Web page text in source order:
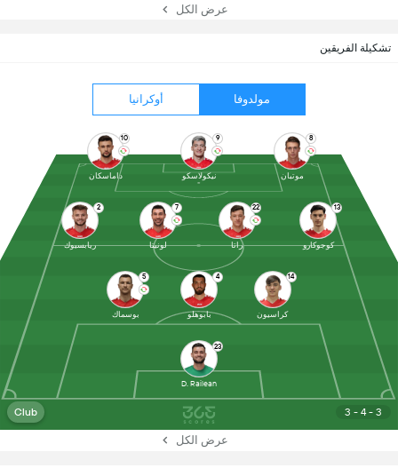
تشكيلة الفريقين
مولدوفا أوكرانيا
3 - 4 - 3
Club
23
D. Railean
5
بوسماك
4
بابوهلو
14
كراسيون
2
ريابسيوك
7
لونيتا
22
راتا
13
كوجوكارو
10
داماسكان
9
نيكولاسكو
8
موتبان
عرض الكل
عرض الكل